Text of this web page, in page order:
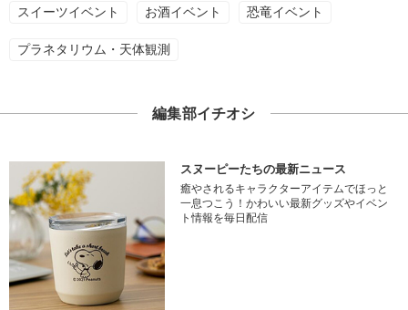
スイーツイベント お酒イベント 恐竜イベント
プラネタリウム・天体観測
編集部イチオシ
スヌーピーたちの最新ニュース
癒やされるキャラクターアイテムでほっと
一息つこう！かわいい最新グッズやイベン
ト情報を毎日配信